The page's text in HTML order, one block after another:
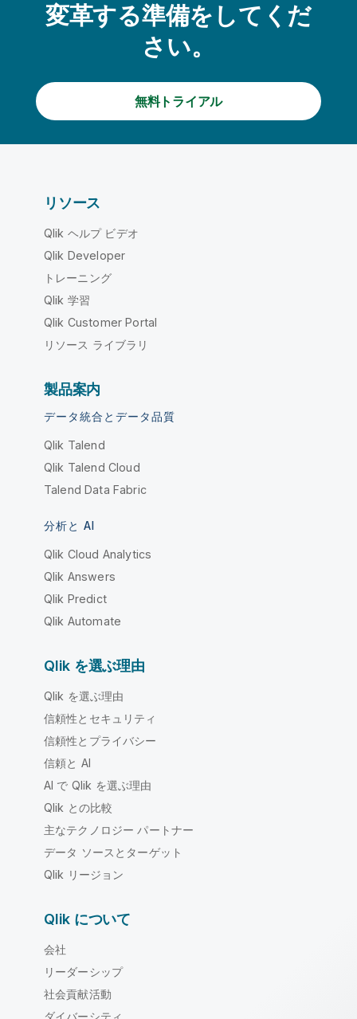
変革する準備をしてくだ
さい。
無料トライアル
リソース
Qlik ヘルプ ビデオ
Qlik Developer
トレーニング
Qlik 学習
Qlik Customer Portal
リソース ライブラリ
製品案内
データ統合とデータ品質
Qlik Talend
Qlik Talend Cloud
Talend Data Fabric
分析と AI
Qlik Cloud Analytics
Qlik Answers
Qlik Predict
Qlik Automate
Qlik を選ぶ理由
Qlik を選ぶ理由
信頼性とセキュリティ
信頼性とプライバシー
信頼と AI
AI で Qlik を選ぶ理由
Qlik との比較
主なテクノロジー パートナー
データ ソースとターゲット
Qlik リージョン
Qlik について
会社
リーダーシップ
社会貢献活動
ダイバーシティ